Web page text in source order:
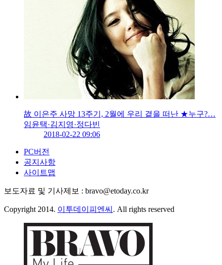
故 이은주 사망 13주기, 2월에 우리 곁을 떠난 ★누구?…
임윤택·김지영·정다빈
2018-02-22 09:06
PC버전
공지사항
사이트맵
보도자료 및 기사제보 : bravo@etoday.co.kr
Copyright 2014. 이투데이피엔씨 . All rights reserved